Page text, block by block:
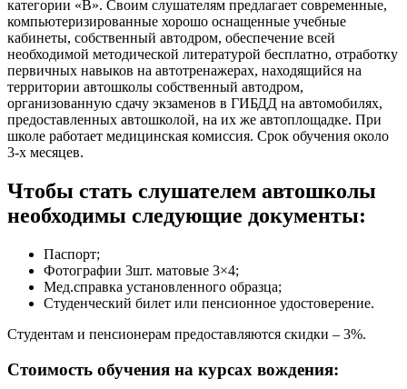
категории «В». Своим слушателям предлагает современные,
компьютеризированные хорошо оснащенные учебные
кабинеты, собственный автодром, обеспечение всей
необходимой методической литературой бесплатно, отработку
первичных навыков на автотренажерах, находящийся на
территории автошколы собственный автодром,
организованную сдачу экзаменов в ГИБДД на автомобилях,
предоставленных автошколой, на их же автоплощадке. При
школе работает медицинская комиссия. Срок обучения около
3-х месяцев.
Чтобы стать слушателем автошколы
необходимы следующие документы:
Паспорт;
Фотографии 3шт. матовые 3×4;
Мед.справка установленного образца;
Студенческий билет или пенсионное удостоверение.
Студентам и пенсионерам предоставляются скидки – 3%.
Стоимость обучения на курсах вождения: